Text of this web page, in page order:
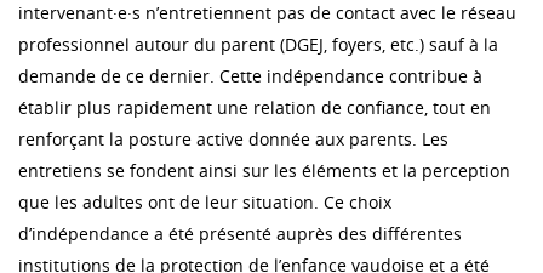
intervenant·e·s n’entretiennent pas de contact avec le réseau
professionnel autour du parent (DGEJ, foyers, etc.) sauf à la
demande de ce dernier. Cette indépendance contribue à
établir plus rapidement une relation de confiance, tout en
renforçant la posture active donnée aux parents. Les
entretiens se fondent ainsi sur les éléments et la perception
que les adultes ont de leur situation. Ce choix
d’indépendance a été présenté auprès des différentes
institutions de la protection de l’enfance vaudoise et a été